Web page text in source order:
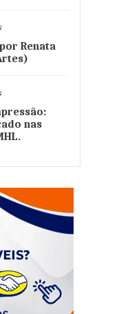
Renata
nas